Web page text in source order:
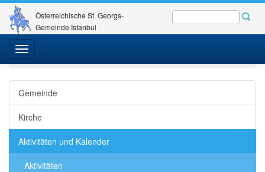
Österreichische St. Georgs-
Gemeinde Istanbul
Toggle
navigation
St. Georgs-Gemeinde
Aktivitäten und Kalender
Gemeinde
Kirche
Aktivitäten und Kalender
Aktivitäten